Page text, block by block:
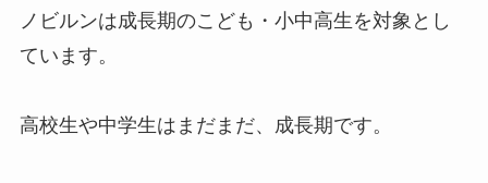
ノビルンは成長期のこども・小中高生を対象とし
ています。
高校生や中学生はまだまだ、成長期です。